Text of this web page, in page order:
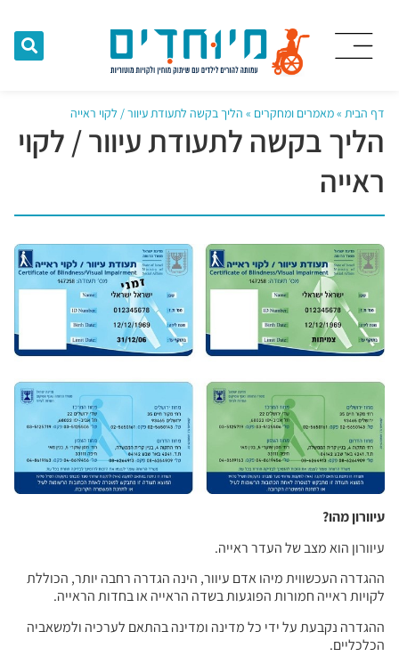
דף הבית »מאמרים ומחקרים » הליך בקשה לתעודת עיוור / לקוי ראייה
הליך בקשה לתעודת עיוור / לקוי
ראייה
עיוורון מהו?
עיוורון הוא מצב של העדר ראייה.
ההגדרה העכשווית מיהו אדם עיוור, הינה הגדרה רחבה יותר, הכוללת
לקויות ראייה חמורות הפוגעות בשדה הראייה או בחדות הראייה.
ההגדרה נקבעת על ידי כל מדינה ומדינה בהתאם לערכיה ולמשאביה
הכלכליים.